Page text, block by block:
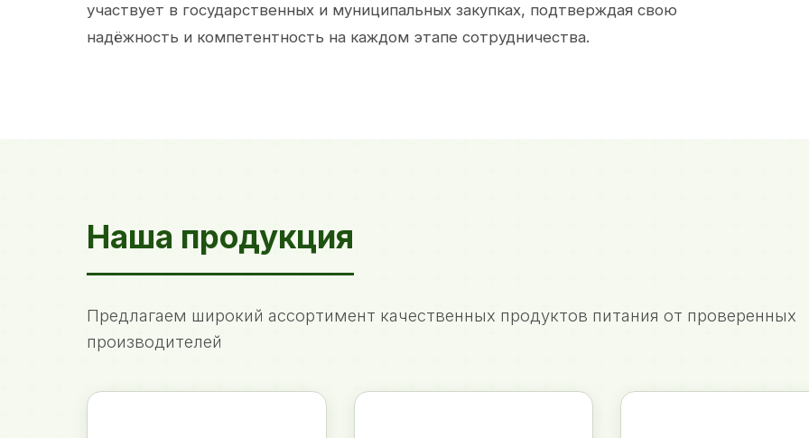
участвует в государственных и муниципальных закупках, подтверждая свою
надёжность и компетентность на каждом этапе сотрудничества.
Наша продукция
Предлагаем широкий ассортимент качественных продуктов питания от проверенных
производителей